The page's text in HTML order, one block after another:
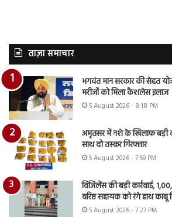
ताज़ा समाचार
भगवंत मान सरकार की सेहत
मरीजों को मिला कैशलेस इलाज
5 August 2026 - 8:18 PM
अमृतसर में नशे के खिलाफ बड़ी
साथ दो तस्कर गिरफ्तार
5 August 2026 - 7:59 PM
विजिलेंस की बड़ी कार्रवाई,
वरिष्ठ सहायक को रंगे हाथ काबू
5 August 2026 - 7:27 PM